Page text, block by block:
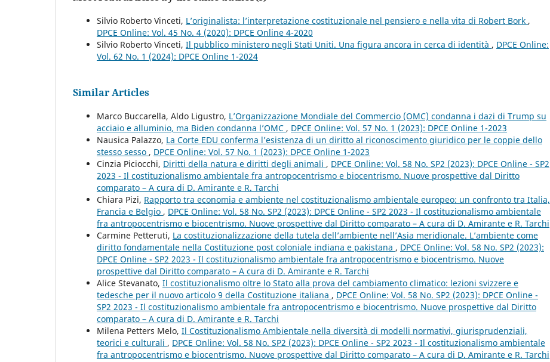
Silvio Roberto Vinceti, L’originalista: l’interpretazione costituzionale nel pensiero e nella vita di Robert Bork ,
DPCE Online: Vol. 45 No. 4 (2020): DPCE Online 4-2020
Silvio Roberto Vinceti, Il pubblico ministero negli Stati Uniti. Una figura ancora in cerca di identità , DPCE Online:
Vol. 62 No. 1 (2024): DPCE Online 1-2024
Similar Articles
Marco Buccarella, Aldo Ligustro, L’Organizzazione Mondiale del Commercio (OMC) condanna i dazi di Trump su
acciaio e alluminio, ma Biden condanna l’OMC , DPCE Online: Vol. 57 No. 1 (2023): DPCE Online 1-2023
Nausica Palazzo, La Corte EDU conferma l’esistenza di un diritto al riconoscimento giuridico per le coppie dello
stesso sesso , DPCE Online: Vol. 57 No. 1 (2023): DPCE Online 1-2023
Cinzia Piciocchi, Diritti della natura e diritti degli animali , DPCE Online: Vol. 58 No. SP2 (2023): DPCE Online - SP2
2023 - Il costituzionalismo ambientale fra antropocentrismo e biocentrismo. Nuove prospettive dal Diritto
comparato – A cura di D. Amirante e R. Tarchi
Chiara Pizi, Rapporto tra economia e ambiente nel costituzionalismo ambientale europeo: un confronto tra Italia,
Francia e Belgio , DPCE Online: Vol. 58 No. SP2 (2023): DPCE Online - SP2 2023 - Il costituzionalismo ambientale
fra antropocentrismo e biocentrismo. Nuove prospettive dal Diritto comparato – A cura di D. Amirante e R. Tarchi
Carmine Petteruti, La costituzionalizzazione della tutela dell’ambiente nell’Asia meridionale. L’ambiente come
diritto fondamentale nella Costituzione post coloniale indiana e pakistana , DPCE Online: Vol. 58 No. SP2 (2023):
DPCE Online - SP2 2023 - Il costituzionalismo ambientale fra antropocentrismo e biocentrismo. Nuove
prospettive dal Diritto comparato – A cura di D. Amirante e R. Tarchi
Alice Stevanato, Il costituzionalismo oltre lo Stato alla prova del cambiamento climatico: lezioni svizzere e
tedesche per il nuovo articolo 9 della Costituzione italiana , DPCE Online: Vol. 58 No. SP2 (2023): DPCE Online -
SP2 2023 - Il costituzionalismo ambientale fra antropocentrismo e biocentrismo. Nuove prospettive dal Diritto
comparato – A cura di D. Amirante e R. Tarchi
Milena Petters Melo, Il Costituzionalismo Ambientale nella diversità di modelli normativi, giurisprudenziali,
teorici e culturali , DPCE Online: Vol. 58 No. SP2 (2023): DPCE Online - SP2 2023 - Il costituzionalismo ambientale
fra antropocentrismo e biocentrismo. Nuove prospettive dal Diritto comparato – A cura di D. Amirante e R. Tarchi